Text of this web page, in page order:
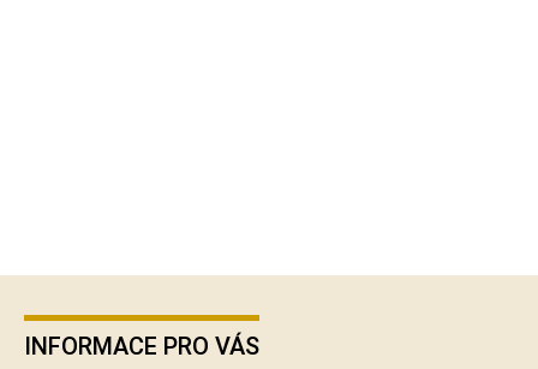
Z
INFORMACE PRO VÁS